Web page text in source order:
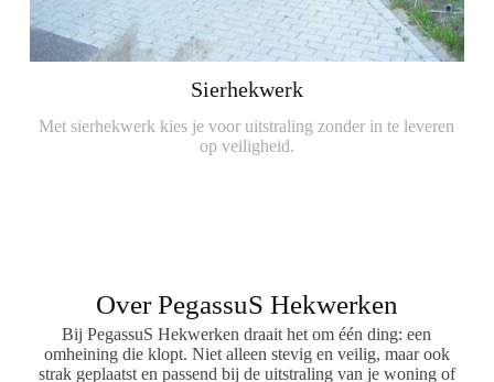
Sierhekwerk
Met sierhekwerk kies je voor uitstraling zonder in te leveren
op veiligheid.
Over PegassuS Hekwerken
Bij PegassuS Hekwerken draait het om één ding: een
omheining die klopt. Niet alleen stevig en veilig, maar ook
strak geplaatst en passend bij de uitstraling van je woning of